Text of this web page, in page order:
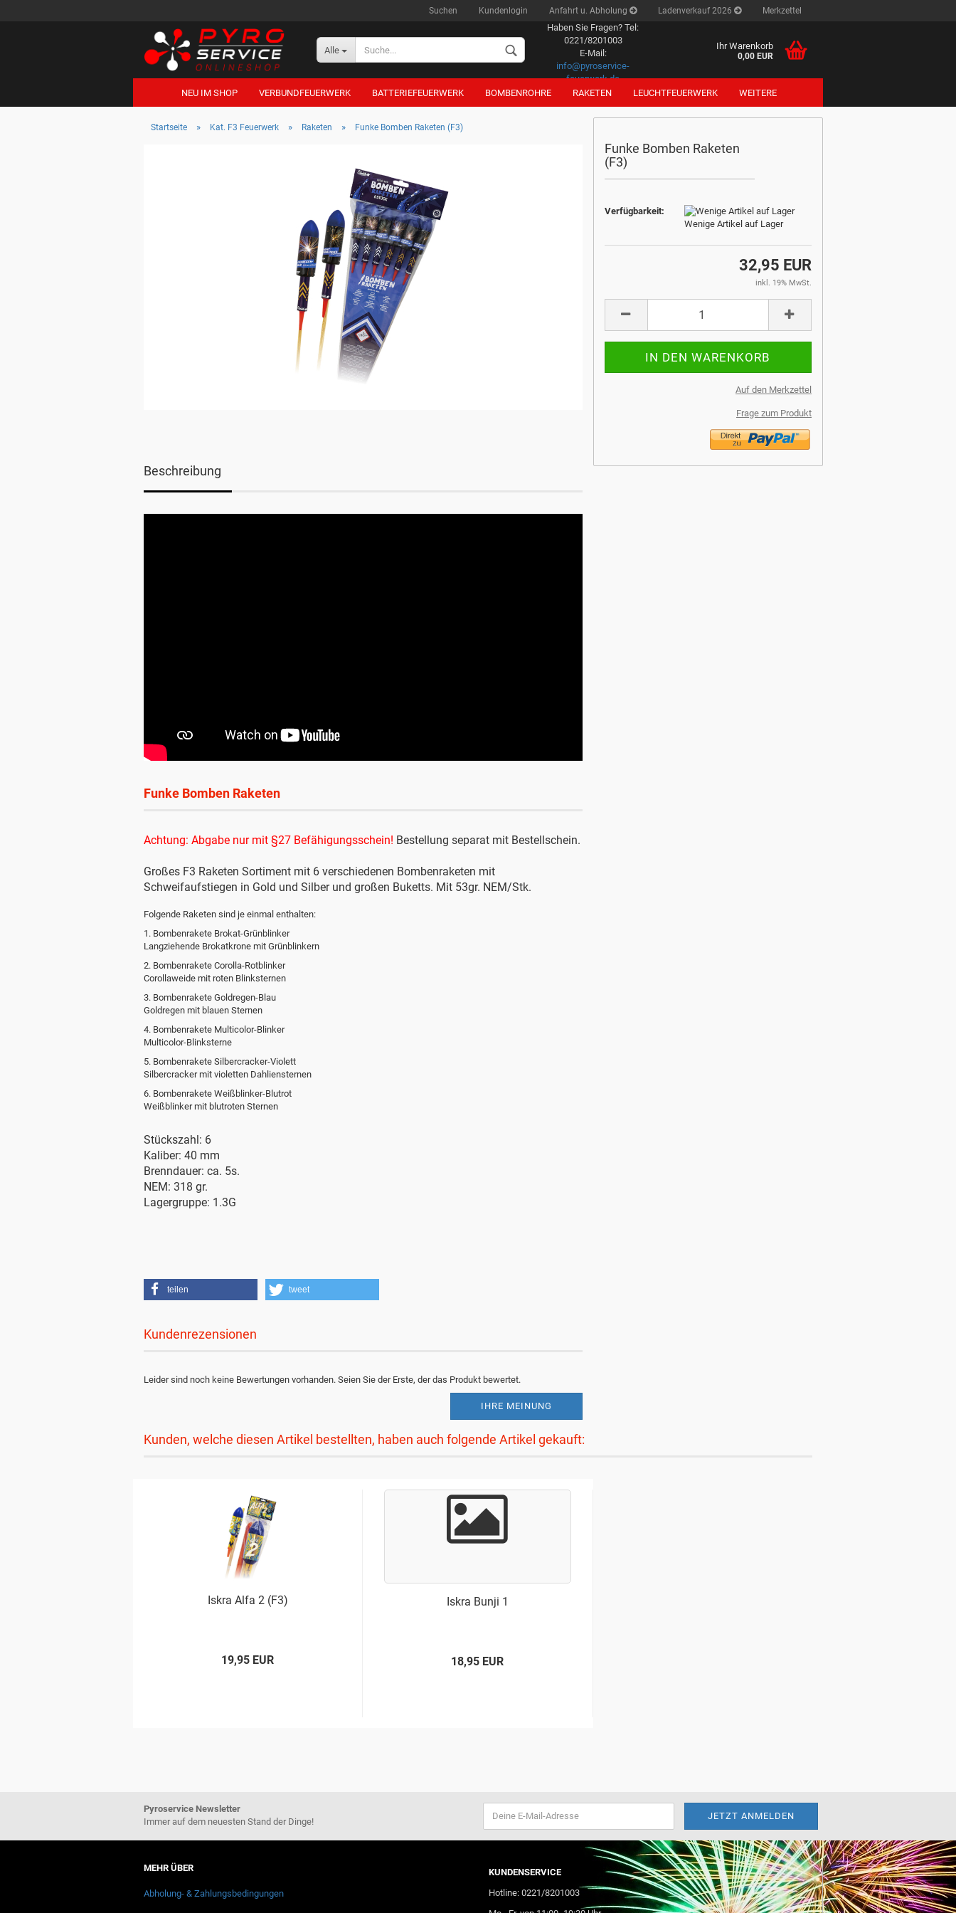
Suchen Kundenlogin
Konto erstellen
Passwort vergessen?
Anfahrt u. Abholung Ladenverkauf 2026 Merkzettel
Alle
Haben Sie Fragen? Tel:
0221/8201003
E-Mail:
info@pyroservice-
feuerwerk.de
Ihr Warenkorb
0,00 EUR
NEU IM SHOP VERBUNDFEUERWERK BATTERIEFEUERWERK BOMBENROHRE RAKETEN LEUCHTFEUERWERK WEITERE
Startseite » Kat. F3 Feuerwerk » Raketen » Funke Bomben Raketen (F3)
Funke Bomben Raketen
(F3)
Verfügbarkeit:
Wenige Artikel auf Lager
32,95 EUR
inkl. 19% MwSt.
Auf den Merkzettel
Frage zum Produkt
Beschreibung
Funke Bomben Raketen
Achtung: Abgabe nur mit §27 Befähigungsschein! Bestellung separat mit Bestellschein.
Großes F3 Raketen Sortiment mit 6 verschiedenen Bombenraketen mit
Schweifaufstiegen in Gold und Silber und großen Buketts. Mit 53gr. NEM/Stk.
Folgende Raketen sind je einmal enthalten:
1. Bombenrakete Brokat-Grünblinker
Langziehende Brokatkrone mit Grünblinkern
2. Bombenrakete Corolla-Rotblinker
Corollaweide mit roten Blinksternen
3. Bombenrakete Goldregen-Blau
Goldregen mit blauen Sternen
4. Bombenrakete Multicolor-Blinker
Multicolor-Blinksterne
5. Bombenrakete Silbercracker-Violett
Silbercracker mit violetten Dahliensternen
6. Bombenrakete Weißblinker-Blutrot
Weißblinker mit blutroten Sternen
Stückszahl: 6
Kaliber: 40 mm
Brenndauer: ca. 5s.
NEM: 318 gr.
Lagergruppe: 1.3G
teilen tweet
Kundenrezensionen
Leider sind noch keine Bewertungen vorhanden. Seien Sie der Erste, der das Produkt bewertet.
IHRE MEINUNG
Kunden, welche diesen Artikel bestellten, haben auch folgende Artikel gekauft:
Iskra Alfa 2 (F3)
19,95 EUR
Iskra Bunji 1
18,95 EUR
Pyroservice Newsletter
Immer auf dem neuesten Stand der Dinge!
MEHR ÜBER
Abholung- & Zahlungsbedingungen
KUNDENSERVICE
Hotline: 0221/8201003